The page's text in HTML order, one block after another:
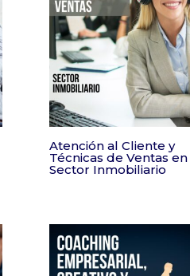
Atención al Cliente y
Técnicas de Ventas
Sector Inmobiliario